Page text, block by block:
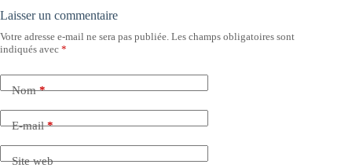
Laisser un commentaire
Votre adresse e-mail ne sera pas publiée. Les champs obligatoires sont
indiqués avec *
Nom*
E-mail*
Site web